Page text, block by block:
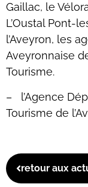
Gaillac, le
L’Oustal Pont-
l’Aveyron, les
Aveyronnaise
Tourisme.
– l’Agence
Tourisme de
retour aux